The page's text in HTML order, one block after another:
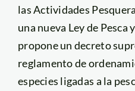
las Actividades
una nueva Ley de
propone un decreto
reglamento de
especies ligadas a la